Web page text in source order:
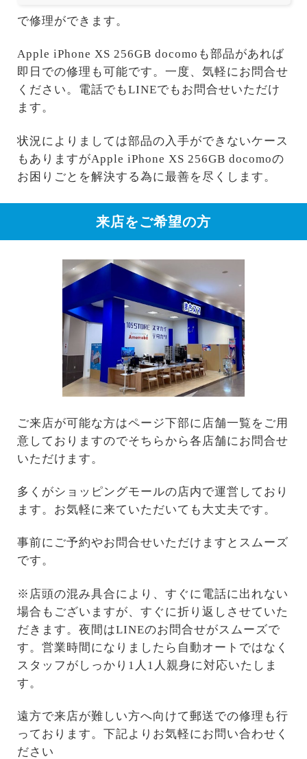
で修理ができます。
Apple iPhone XS 256GB docomoも部品があれば
即日での修理も可能です。一度、気軽にお問合せ
ください。電話でもLINEでもお問合せいただけ
ます。
状況によりましては部品の入手ができないケース
もありますがApple iPhone XS 256GB docomoの
お困りごとを解決する為に最善を尽くします。
来店をご希望の方
ご来店が可能な方はページ下部に店舗一覧をご用
意しておりますのでそちらから各店舗にお問合せ
いただけます。
多くがショッピングモールの店内で運営しており
ます。お気軽に来ていただいても大丈夫です。
事前にご予約やお問合せいただけますとスムーズ
です。
※店頭の混み具合により、すぐに電話に出れない
場合もございますが、すぐに折り返しさせていた
だきます。夜間はLINEのお問合せがスムーズで
す。営業時間になりましたら自動オートではなく
スタッフがしっかり1人1人親身に対応いたしま
す。
遠方で来店が難しい方へ向けて郵送での修理も行
っております。下記よりお気軽にお問い合わせく
ださい